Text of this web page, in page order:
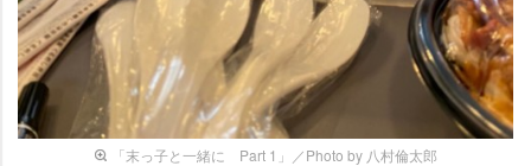
「末っ子と一緒に Part 1」／Photo by 八村倫太郎